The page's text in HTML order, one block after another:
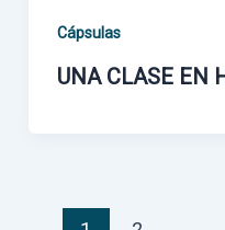
Cápsulas
UNA CLASE EN